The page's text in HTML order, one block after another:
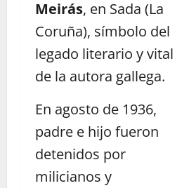
Meirás, en Sada (La
Coruña), símbolo del
legado literario y vital
de la autora gallega.
En agosto de 1936,
padre e hijo fueron
detenidos por
milicianos y